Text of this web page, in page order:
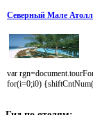
Северный Мале Атолл
var
for(i=0;i0)